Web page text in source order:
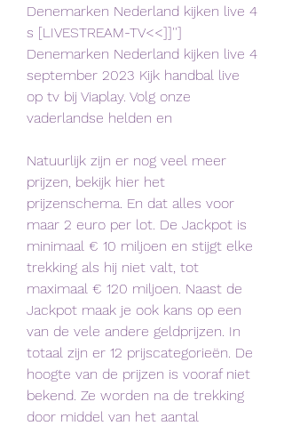
Denemarken Nederland kijken live 4
s [LIVESTREAM-TV<<]]'']
Denemarken Nederland kijken live 4
september 2023 Kijk handbal live
op tv bij Viaplay. Volg onze
vaderlandse helden en
Natuurlijk zijn er nog veel meer
prijzen, bekijk hier het
prijzenschema. En dat alles voor
maar 2 euro per lot. De Jackpot is
minimaal € 10 miljoen en stijgt elke
trekking als hij niet valt, tot
maximaal € 120 miljoen. Naast de
Jackpot maak je ook kans op een
van de vele andere geldprijzen. In
totaal zijn er 12 prijscategorieën. De
hoogte van de prijzen is vooraf niet
bekend. Ze worden na de trekking
door middel van het aantal